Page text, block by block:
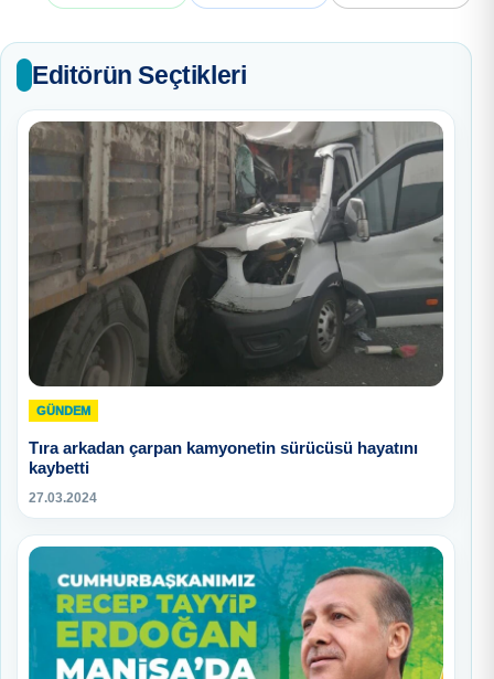
Editörün Seçtikleri
GÜNDEM
Tıra arkadan çarpan kamyonetin sürücüsü hayatını
kaybetti
27.03.2024